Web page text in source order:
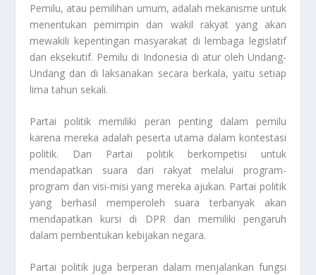
Pemilu, atau pemilihan umum, adalah mekanisme untuk
menentukan pemimpin dan wakil rakyat yang akan
mewakili kepentingan masyarakat di lembaga legislatif
dan eksekutif. Pemilu di Indonesia di atur oleh Undang-
Undang dan di laksanakan secara berkala, yaitu setiap
lima tahun sekali.
Partai politik memiliki peran penting dalam pemilu
karena mereka adalah peserta utama dalam kontestasi
politik. Dan Partai politik berkompetisi untuk
mendapatkan suara dari rakyat melalui program-
program dan visi-misi yang mereka ajukan. Partai politik
yang berhasil memperoleh suara terbanyak akan
mendapatkan kursi di DPR dan memiliki pengaruh
dalam pembentukan kebijakan negara.
Partai politik juga berperan dalam menjalankan fungsi